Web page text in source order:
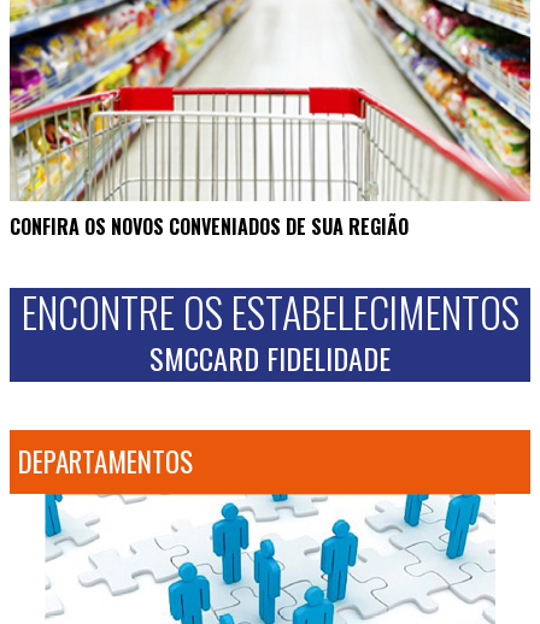
CONFIRA OS NOVOS CONVENIADOS DE SUA REGIÃO
ENCONTRE OS ESTABELECIMENTOS
SMCCARD FIDELIDADE
DEPARTAMENTOS